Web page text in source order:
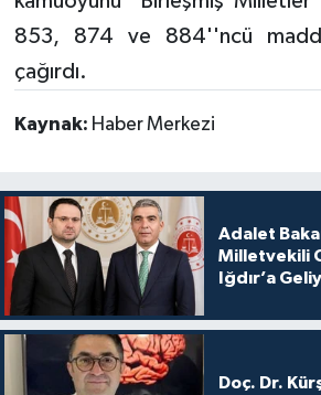
853, 874 ve 884''ncü
çağırdı.
Kaynak: Haber Merkezi
Adalet
Milletvekili
Iğdır’a
Doç. Dr.